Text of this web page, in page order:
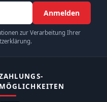
Anmelden
zur Verarbeitung Ihrer
MÖGLICHKEITEN